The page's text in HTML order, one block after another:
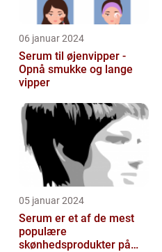
06 januar 2024
Serum til øjenvipper -
Opnå smukke og lange
vipper
05 januar 2024
Serum er et af de mest
populære
skønhedsprodukter på